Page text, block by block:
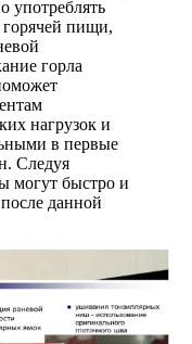
употреблять
горячей пищи,
горла
нагрузок и
в первые
Следуя
могут быстро и
данной